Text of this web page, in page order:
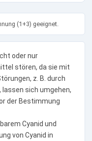
(1+3) geeignet.
oder nur
stören, da sie mit
z. B. durch
lassen sich umgehen,
der Bestimmung
Cyanid und
von Cyanid in